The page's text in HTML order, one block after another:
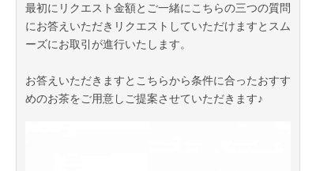
最初にリクエスト金額とご一緒にこちらの三つの質問
にお答えいただきリクエストしていただけますとスム
ーズにお取引が進行いたします。
お答えいただきますとこちらから条件に合ったおすす
めのお茶をご用意しご提案させていただきます♪